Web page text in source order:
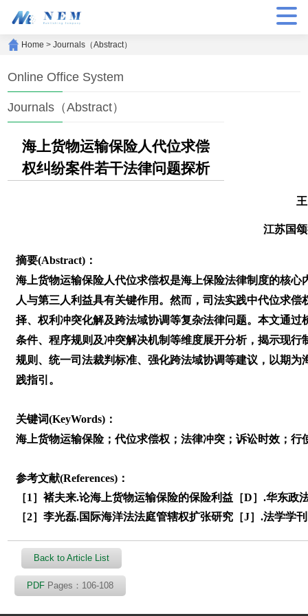
Home >Journals（Abstract）
Online Office System
Journals（Abstract）
海上货物运输保险人代位求偿
权纠纷案件若干法律问题探析
江苏国
摘要(Abstract)：
海上货物运输保险人代位求偿权是海上保险法律制度的核
人与第三人利益具有关键作用。然而，司法实践中代位求
择、权利冲突化解及跨法域协调等复杂法律问题。本文通
条件、程序规则及冲突解决机制等维度展开分析，揭示现
规则、统一司法裁判标准、强化跨法域协调等建议，以期
践指引。
关键词(KeyWords)：
海上货物运输保险；代位求偿权；法律冲突；诉讼时效；行
参考文献(References)：
［1］褚夫来.论海上货物运输保险的保险利益［D］.华东政
［2］李光磊.国际海洋法法庭管辖权扩张研究［J］.法学学
Back to Article List
PDF Pages：106-108